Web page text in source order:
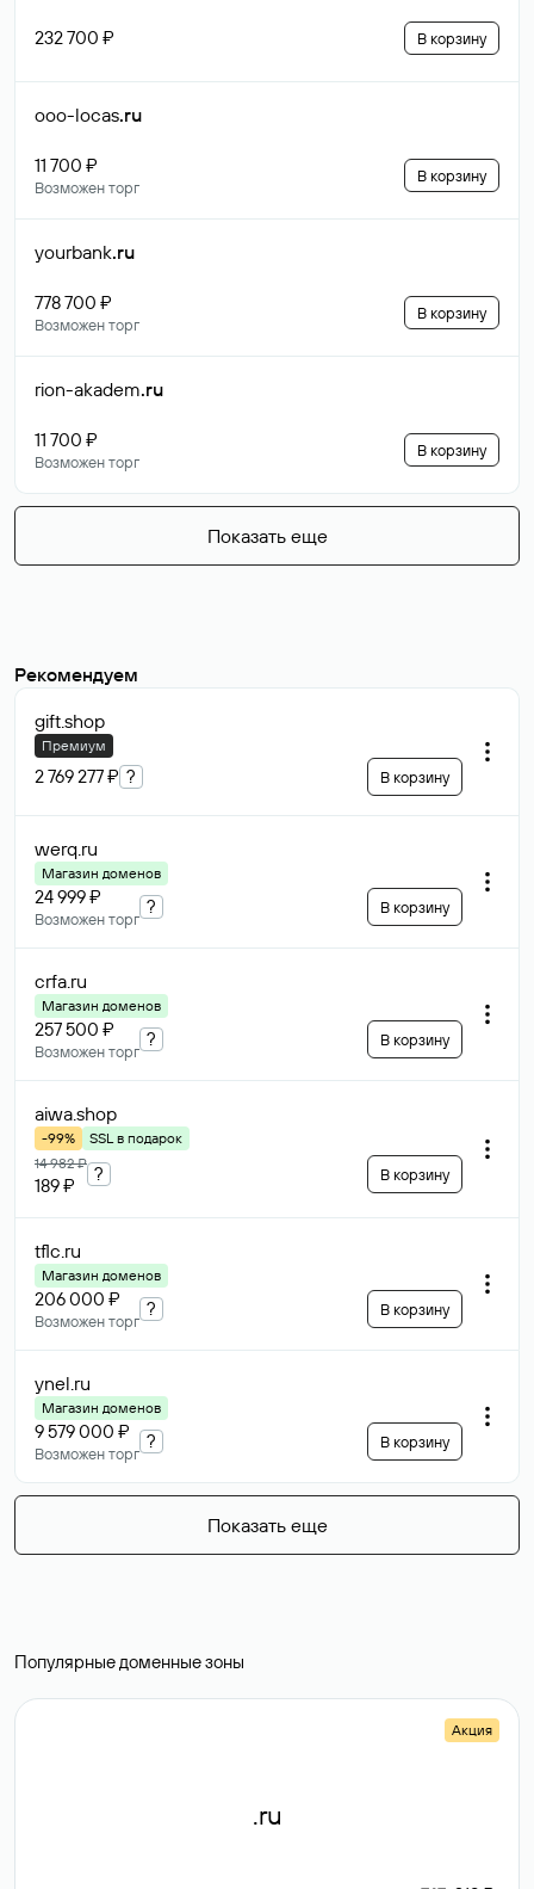
232 700 ₽ В корзину
ooo-locas.ru
11 700 ₽
Возможен торг
В корзину
yourbank.ru
778 700 ₽
Возможен торг
В корзину
rion-akadem.ru
11 700 ₽
Возможен торг
В корзину
Показать еще
Рекомендуем
gift.shop
Премиум
2 769 277 ₽ ? В корзину
werq.ru
Магазин доменов
24 999 ₽
Возможен торг
? В корзину
crfa.ru
Магазин доменов
257 500 ₽
Возможен торг
? В корзину
aiwa.shop
-99%
SSL в подарок
14 982 ₽
189 ₽
? В корзину
tflc.ru
Магазин доменов
206 000 ₽
Возможен торг
? В корзину
ynel.ru
Магазин доменов
9 579 000 ₽
Возможен торг
? В корзину
Показать еще
Популярные доменные зоны
Акция
.ru